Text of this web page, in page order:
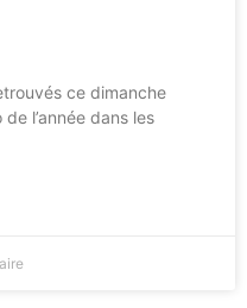
ce dimanche
l’année dans les